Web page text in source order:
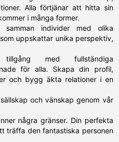
Alla förtjänar att hitta sin
i många former.
individer med olika
uppskattar unika perspektiv,
med fullständiga
för alla. Skapa din profil,
och bygg äkta relationer i en
och vänskap genom vår
några gränser. Din perfekta
träffa den fantastiska personen